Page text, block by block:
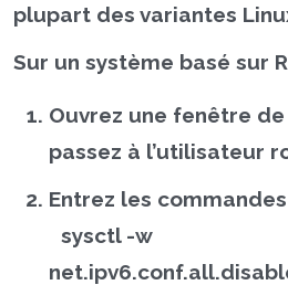
plupart des variantes
Sur un système basé sur
Ouvrez une fenêtre
passez à l’utilisateur
Entrez les
sysctl -w